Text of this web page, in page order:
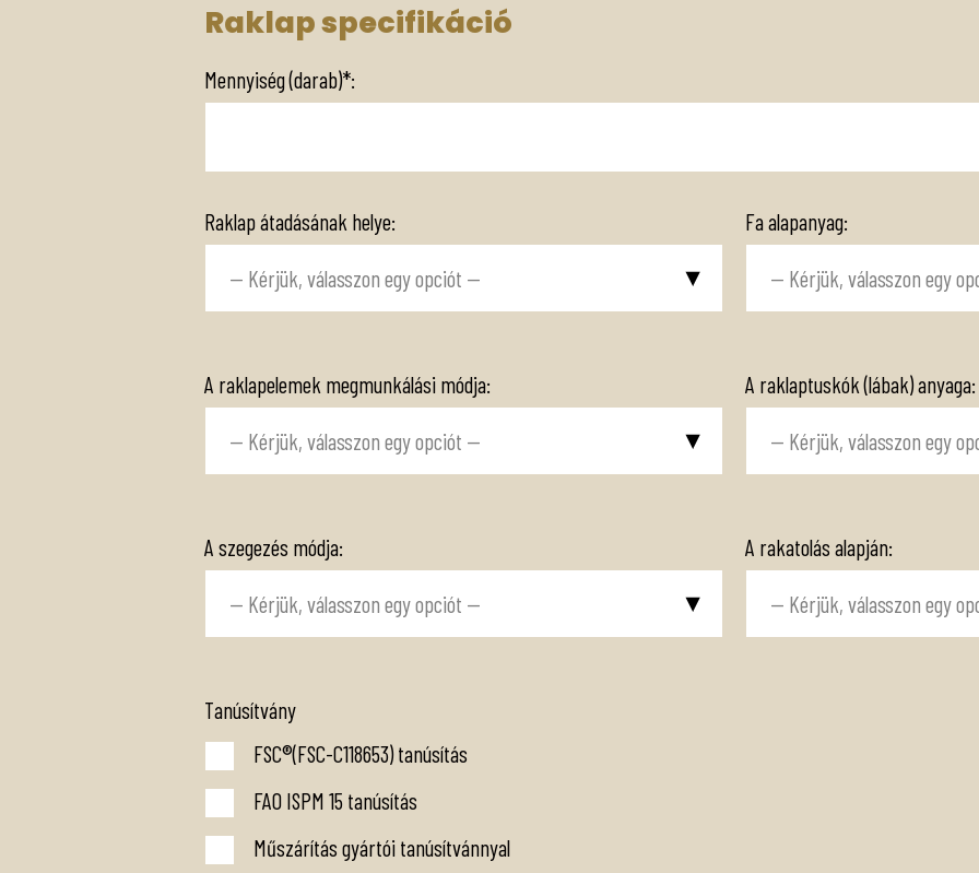
Raklap specifikáció
Mennyiség (darab)*:
Raklap átadásának helye: Fa alapanyag:
A raklapelemek megmunkálási módja: A raklaptuskók (lábak) anyaga:
A szegezés módja: A rakatolás alapján:
Tanúsítvány
FSC®(FSC-C118653) tanúsítás
FAO ISPM 15 tanúsítás
Műszárítás gyártói tanúsítvánnyal